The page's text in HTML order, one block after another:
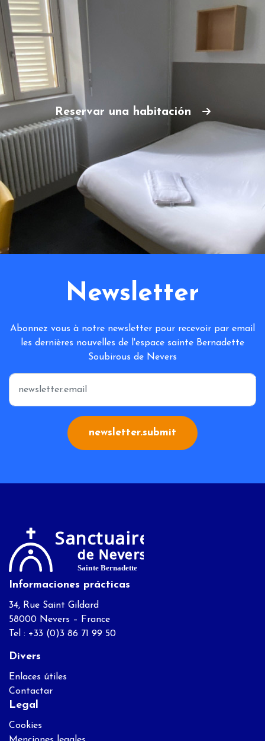
Reservar una habitación
Newsletter
Abonnez vous à notre newsletter pour recevoir par email
les dernières nouvelles de l'espace sainte Bernadette
Soubirous de Nevers
*
newsletter.submit
Informaciones prácticas
34, Rue Saint Gildard
58000 Nevers – France
Tel : +33 (0)3 86 71 99 50
Divers
Enlaces útiles
Contactar
Legal
Cookies